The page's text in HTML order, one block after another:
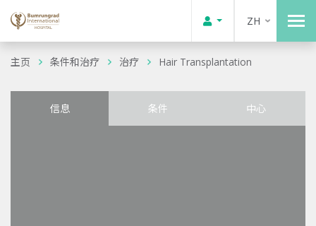
ZH
主页 条件和治疗 治疗 Hair Transplantation
信息 条件 中心